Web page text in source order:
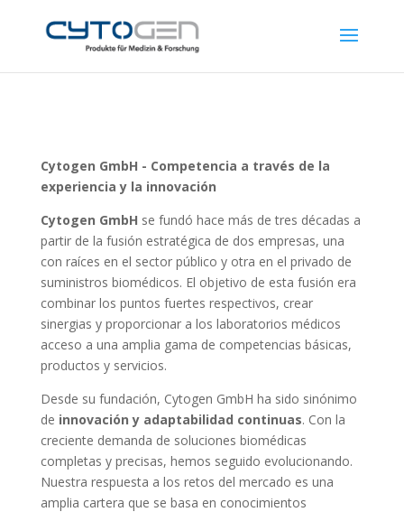
Cytogen GmbH - Competencia a través de la
experiencia y la innovación
Cytogen GmbH se fundó hace más de tres décadas a
partir de la fusión estratégica de dos empresas, una
con raíces en el sector público y otra en el privado de
suministros biomédicos. El objetivo de esta fusión era
combinar los puntos fuertes respectivos, crear
sinergias y proporcionar a los laboratorios médicos
acceso a una amplia gama de competencias básicas,
productos y servicios.
Desde su fundación, Cytogen GmbH ha sido sinónimo
de innovación y adaptabilidad continuas. Con la
creciente demanda de soluciones biomédicas
completas y precisas, hemos seguido evolucionando.
Nuestra respuesta a los retos del mercado es una
amplia cartera que se basa en conocimientos